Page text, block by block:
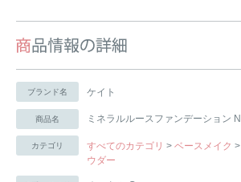
ブランド名 ケイト
商品名 ミネラルルースファンデーション N
カテゴリ すべてのカテゴリ > ベースメイク >
ウダー